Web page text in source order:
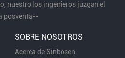
nuestro los ingenieros juzgan el
posventa--
SOBRE NOSOTROS
Acerca de Sinbosen